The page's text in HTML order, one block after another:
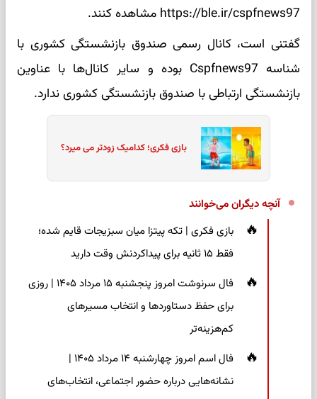
https://ble.ir/cspfnews97 مشاهده کنند.
گفتنی است، کانال رسمی صندوق بازنشستگی کشوری با
شناسه Cspfnews97 بوده و سایر کانال‌ها با عناوین
بازنشستگی ارتباطی با صندوق بازنشستگی کشوری ندارد.
بازی فکری؛ کدامیک زودتر می میرد؟
آنچه دیگران می‌خوانند
بازی فکری | تکه پیتزا میان سبزیجات قایم شده؛
فقط ۱۵ ثانیه برای پیداکردنش وقت دارید
فال سرنوشت امروز پنجشنبه ۱۵ مرداد ۱۴۰۵ | روزی
برای حفظ دستاوردها و انتخاب مسیرهای
کم‌هزینه‌تر
فال اسم امروز چهارشنبه ۱۴ مرداد ۱۴۰۵ |
نشانه‌هایی درباره حضور اجتماعی، انتخاب‌های